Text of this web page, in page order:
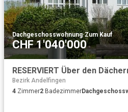
Dachgeschosswohnung·Zum Kauf
CHF 1'040'000
RESERVIERT Über den
Bezirk Andelfingen
4 Zimmer2 Badezimmer